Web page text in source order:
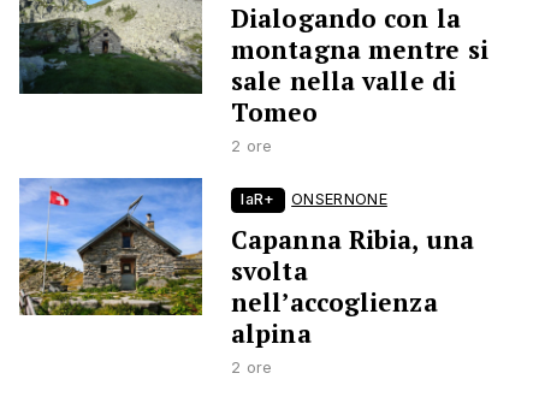
Dialogando con la
montagna mentre si
sale nella valle di
Tomeo
2 ore
laR+ ONSERNONE
Capanna Ribia, una
svolta
nell’accoglienza
alpina
2 ore